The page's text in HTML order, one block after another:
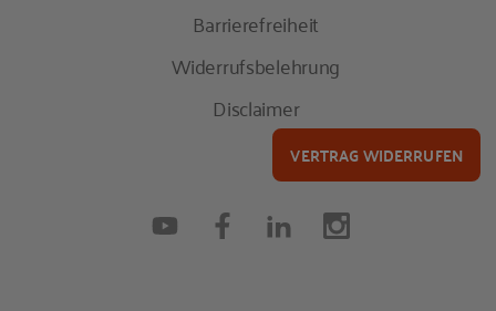
Barrierefreiheit
Widerrufsbelehrung
Disclaimer
VERTRAG WIDERRUFEN